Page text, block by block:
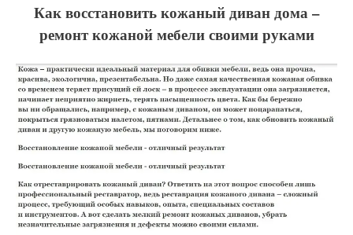
Как восстановить кожаный диван дома –
ремонт кожаной мебели своими руками